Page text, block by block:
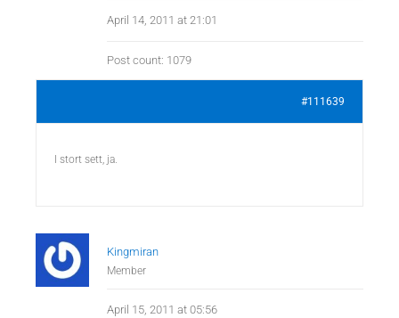
April 14, 2011 at 21:01
Post count: 1079
#111639
I stort sett, ja.
Kingmiran
Member
April 15, 2011 at 05:56